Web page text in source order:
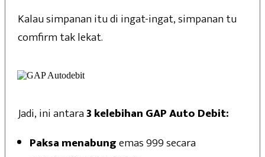
Kalau simpanan itu di ingat-ingat, simpanan tu
comfirm tak lekat.
Jadi, ini antara3 kelebihan GAP Auto Debit:
Paksa menabungemas 999 secara